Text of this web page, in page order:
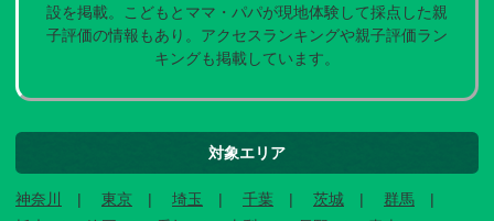
設を掲載。こどもとママ・パパが現地体験して採点した親
子評価の情報もあり。アクセスランキングや親子評価ラン
キングも掲載しています。
対象エリア
神奈川 東京 埼玉 千葉 茨城
群馬